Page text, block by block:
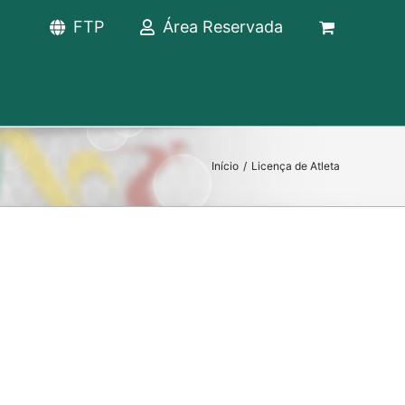
FTP Área Reservada
Início / Licença de Atleta